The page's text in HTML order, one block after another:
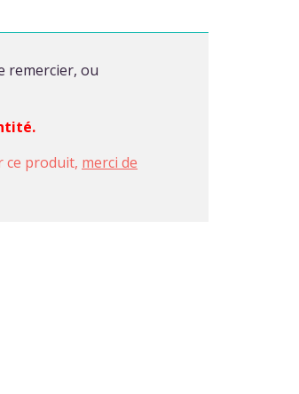
remercier, ou
ce produit, merci de